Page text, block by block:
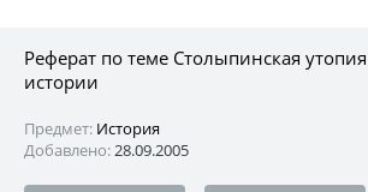
Реферат по теме Столыпинская
истории
Предмет: История
Добавлено:28.09.2005